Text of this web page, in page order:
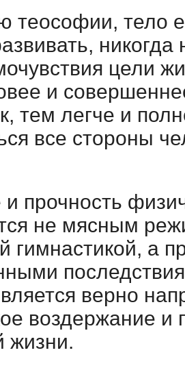
теософии, тело
никогда
цели
и
тем легче и
все стороны
прочность
не мясным
гимнастикой, а
верно
воздержание и
жизни.